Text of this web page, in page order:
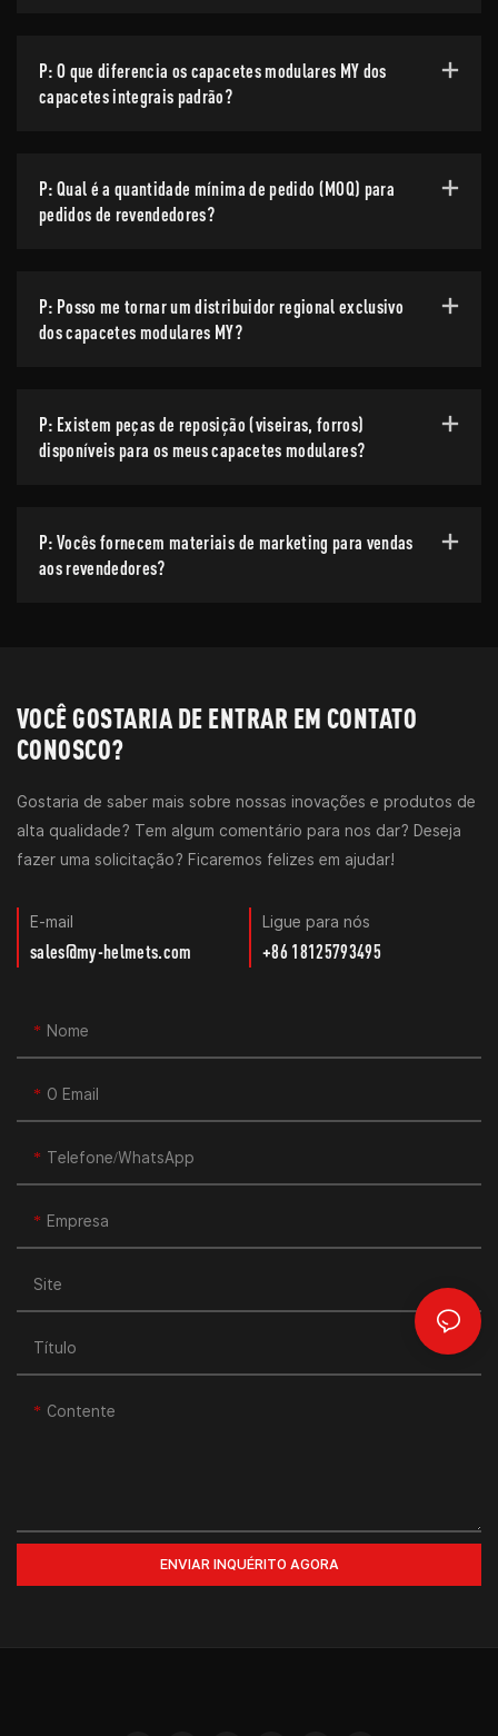
P: O que diferencia os capacetes modulares MY dos
capacetes integrais padrão?
P: Qual é a quantidade mínima de pedido (MOQ) para
pedidos de revendedores?
P: Posso me tornar um distribuidor regional exclusivo
dos capacetes modulares MY?
P: Existem peças de reposição (viseiras, forros)
disponíveis para os meus capacetes modulares?
P: Vocês fornecem materiais de marketing para vendas
aos revendedores?
VOCÊ GOSTARIA DE ENTRAR EM CONTATO
CONOSCO?
Gostaria de saber mais sobre nossas inovações e produtos de
alta qualidade? Tem algum comentário para nos dar? Deseja
fazer uma solicitação? Ficaremos felizes em ajudar!
E-mail
sales@my-helmets.com
Ligue para nós
+86 18125793495
Nome
O Email
Telefone/WhatsApp
Empresa
Site
Título
Contente
ENVIAR INQUÉRITO AGORA